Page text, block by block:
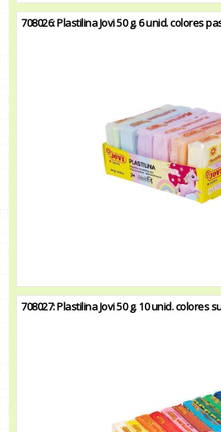
708026: Plastilina Jovi 50 g. 6 unid. colores
708027: Plastilina Jovi 50 g. 10 unid. colores